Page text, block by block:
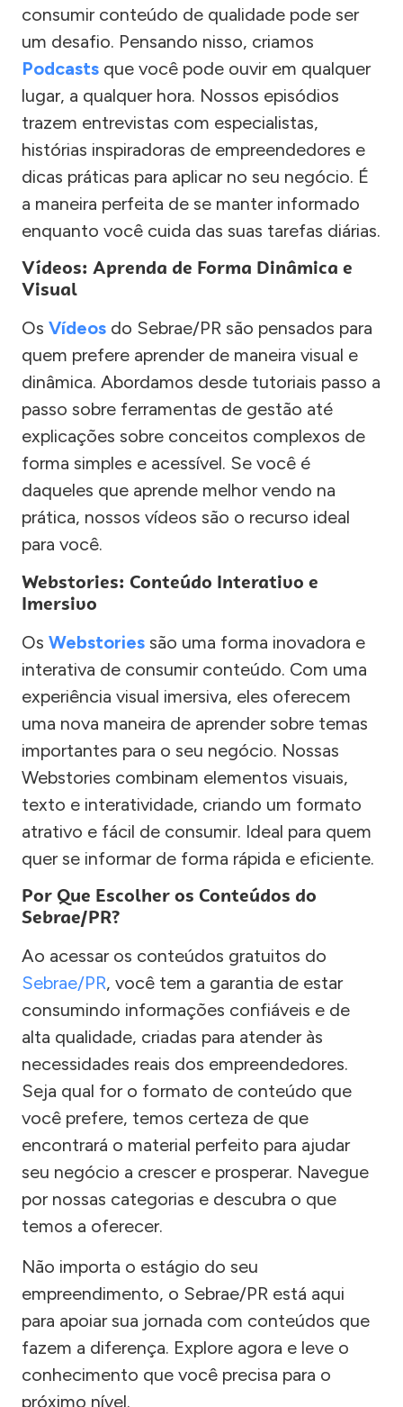
consumir conteúdo de qualidade pode ser
um desafio. Pensando nisso, criamos
Podcasts que você pode ouvir em qualquer
lugar, a qualquer hora. Nossos episódios
trazem entrevistas com especialistas,
histórias inspiradoras de empreendedores e
dicas práticas para aplicar no seu negócio. É
a maneira perfeita de se manter informado
enquanto você cuida das suas tarefas diárias.
Vídeos: Aprenda de Forma Dinâmica e
Visual
Os Vídeos do Sebrae/PR são pensados para
quem prefere aprender de maneira visual e
dinâmica. Abordamos desde tutoriais passo a
passo sobre ferramentas de gestão até
explicações sobre conceitos complexos de
forma simples e acessível. Se você é
daqueles que aprende melhor vendo na
prática, nossos vídeos são o recurso ideal
para você.
Webstories: Conteúdo Interativo e
Imersivo
Os Webstories são uma forma inovadora e
interativa de consumir conteúdo. Com uma
experiência visual imersiva, eles oferecem
uma nova maneira de aprender sobre temas
importantes para o seu negócio. Nossas
Webstories combinam elementos visuais,
texto e interatividade, criando um formato
atrativo e fácil de consumir. Ideal para quem
quer se informar de forma rápida e eficiente.
Por Que Escolher os Conteúdos do
Sebrae/PR?
Ao acessar os conteúdos gratuitos do
Sebrae/PR, você tem a garantia de estar
consumindo informações confiáveis e de
alta qualidade, criadas para atender às
necessidades reais dos empreendedores.
Seja qual for o formato de conteúdo que
você prefere, temos certeza de que
encontrará o material perfeito para ajudar
seu negócio a crescer e prosperar. Navegue
por nossas categorias e descubra o que
temos a oferecer.
Não importa o estágio do seu
empreendimento, o Sebrae/PR está aqui
para apoiar sua jornada com conteúdos que
fazem a diferença. Explore agora e leve o
conhecimento que você precisa para o
próximo nível.